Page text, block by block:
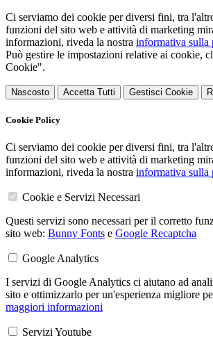
Ci serviamo dei cookie per diversi fini, tra
funzioni del sito web e attività di marketing
informazioni, riveda la nostra informativa sulla
Può gestire le impostazioni relative ai cookie,
Cookie".
Nascosto Accetta Tutti Gestisci Cookie
Cookie Policy
Ci serviamo dei cookie per diversi fini, tra
funzioni del sito web e attività di marketing
informazioni, riveda la nostra informativa sulla
Cookie e Servizi Necessari
Questi servizi sono necessari per il corretto
sito web: Bunny Fonts e Google Recaptcha
Google Analytics
I servizi di Google Analytics ci aiutano ad
sito e ottimizzarlo per un'esperienza migliore
maggiori informazioni
Servizi Youtube